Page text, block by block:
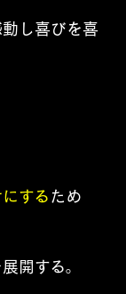
し喜びを喜
する ため
開する。